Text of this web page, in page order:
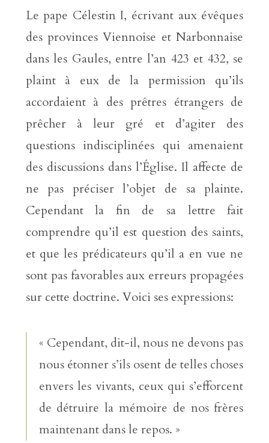
Le pape Célestin I, écrivant aux évêques
des provinces Viennoise et Narbonnaise
dans les Gaules, entre l’an 423 et 432, se
plaint à eux de la permission qu’ils
accordaient à des prêtres étrangers de
prêcher à leur gré et d’agiter des
questions indisciplinées qui amenaient
des discussions dans l’Église. Il affecte de
ne pas préciser l’objet de sa plainte.
Cependant la fin de sa lettre fait
comprendre qu’il est question des saints,
et que les prédicateurs qu’il a en vue ne
sont pas favorables aux erreurs propagées
sur cette doctrine. Voici ses expressions:
« Cependant, dit-il, nous ne devons pas
nous étonner s’ils osent de telles choses
envers les vivants, ceux qui s’efforcent
de détruire la mémoire de nos frères
maintenant dans le repos. »